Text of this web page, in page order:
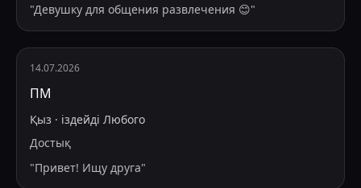
"Девушку для общения развлечения 😊"
14.07.2026
ПМ
Қыз · іздейді Любого
Достық
"Привет! Ищу друга"